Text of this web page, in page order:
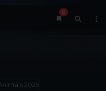
0